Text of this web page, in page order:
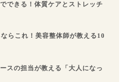
できる！体質ケアとストレッチ
らこれ！美容整体師が教える10
スの担当が教える「大人になっ